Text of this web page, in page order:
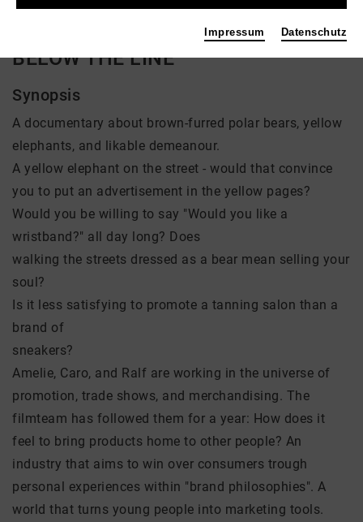
BELOW THE LINE
Synopsis
A documentary about brown-furred polar bears, yellow
elephants, and likable demeanour.
A yellow elephant on the street - would that convince
you to put an advertisement in the yellow pages?
Would you be willing to say "Would you like a
wristband?" all day long? Does
walking the streets dressed as a bear mean selling your
soul?
Is it less satisfying to promote a tanning salon than a
brand of
sneakers?
Amelie, Caro, and Ralf are working in the universe of
promotion, trade shows, and merchandising. The
filmteam has followed them for a year: How does it
feel to bring products home to other people? An
industry that aims to win over consumers trough
personal experiences within "brand philosophies". A
world that turns young people into marketing tools.
Impressum Datenschutz